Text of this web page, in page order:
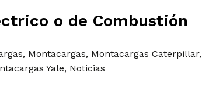
o de Combustión
, Montacargas, Montacargas Caterpillar,
Yale, Noticias